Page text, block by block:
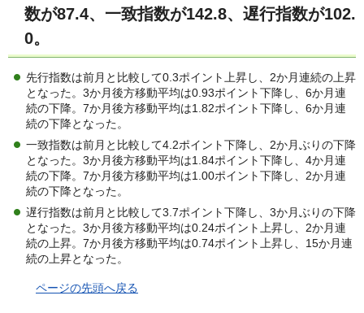
数が87.4、一致指数が142.8、遅行指数が102.
0。
先行指数は前月と比較して0.3ポイント上昇し、2か月連続の上昇
となった。3か月後方移動平均は0.93ポイント下降し、6か月連
続の下降。7か月後方移動平均は1.82ポイント下降し、6か月連
続の下降となった。
一致指数は前月と比較して4.2ポイント下降し、2か月ぶりの下降
となった。3か月後方移動平均は1.84ポイント下降し、4か月連
続の下降。7か月後方移動平均は1.00ポイント下降し、2か月連
続の下降となった。
遅行指数は前月と比較して3.7ポイント下降し、3か月ぶりの下降
となった。3か月後方移動平均は0.24ポイント上昇し、2か月連
続の上昇。7か月後方移動平均は0.74ポイント上昇し、15か月連
続の上昇となった。
ページの先頭へ戻る